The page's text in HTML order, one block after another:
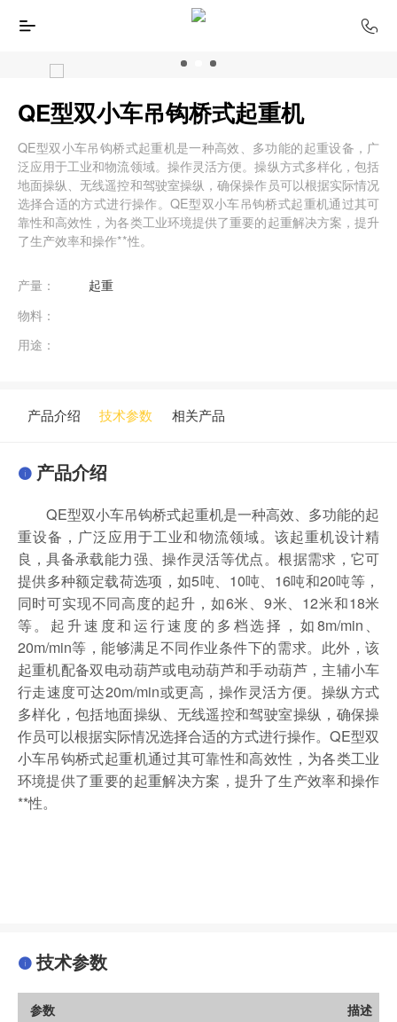
QE型双小车吊钩桥式起重机
QE型双小车吊钩桥式起重机是一种高效、多功能的起重设备，广
泛应用于工业和物流领域。操作灵活方便。操纵方式多样化，包括
地面操纵、无线遥控和驾驶室操纵，确保操作员可以根据实际情况
选择合适的方式进行操作。QE型双小车吊钩桥式起重机通过其可
靠性和高效性，为各类工业环境提供了重要的起重解决方案，提升
了生产效率和操作**性。
产量：
起重
物料：
用途：
产品介绍 技术参数 相关产品
产品介绍
QE型双小车吊钩桥式起重机是一种高效、多功能的起
重设备，广泛应用于工业和物流领域。该起重机设计精
良，具备承载能力强、操作灵活等优点。根据需求，它可
提供多种额定载荷选项，如5吨、10吨、16吨和20吨等，
同时可实现不同高度的起升，如6米、9米、12米和18米
等。起升速度和运行速度的多档选择，如8m/min、
20m/min等，能够满足不同作业条件下的需求。此外，该
起重机配备双电动葫芦或电动葫芦和手动葫芦，主辅小车
行走速度可达20m/min或更高，操作灵活方便。操纵方式
多样化，包括地面操纵、无线遥控和驾驶室操纵，确保操
作员可以根据实际情况选择合适的方式进行操作。QE型双
小车吊钩桥式起重机通过其可靠性和高效性，为各类工业
环境提供了重要的起重解决方案，提升了生产效率和操作
**性。
技术参数
参数
描述